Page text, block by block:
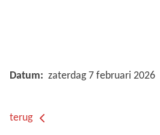
Datum: zaterdag 7 februari 2026
terug